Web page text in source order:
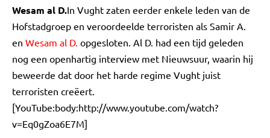
Wesam al D.In Vught zaten eerder enkele leden van de
Hofstadgroep en veroordeelde terroristen als Samir A.
en Wesam al D. opgesloten. Al D. had een tijd geleden
nog een openhartig interview met Nieuwsuur, waarin hij
beweerde dat door het harde regime Vught juist
terroristen creëert.
[YouTube:body:http://www.youtube.com/watch?
v=Eq0gZoa6E7M]